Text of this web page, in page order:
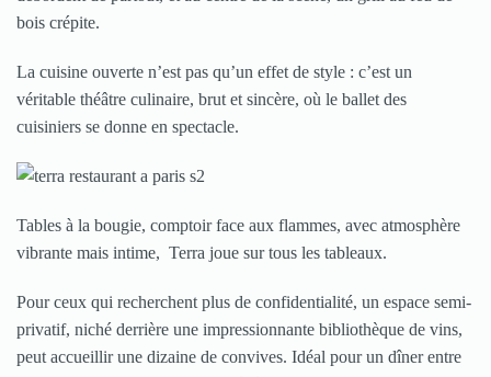
bois crépite.
La cuisine ouverte n’est pas qu’un effet de style : c’est un
véritable théâtre culinaire, brut et sincère, où le ballet des
cuisiniers se donne en spectacle.
Tables à la bougie, comptoir face aux flammes, avec atmosphère
vibrante mais intime, Terra joue sur tous les tableaux.
Pour ceux qui recherchent plus de confidentialité, un espace semi-
privatif, niché derrière une impressionnante bibliothèque de vins,
peut accueillir une dizaine de convives. Idéal pour un dîner entre